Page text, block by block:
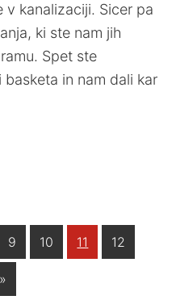
kanalizaciji. Sicer pa
ki ste nam jih
Spet ste
in nam dali kar
9 10 11 12